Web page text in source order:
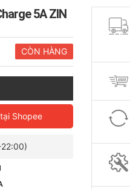
5A ZIN
CÒN HÀNG
Shopee